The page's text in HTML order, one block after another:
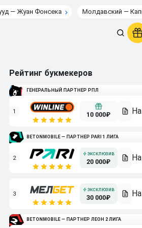
— Жуан Фонсека Молдавский —
Рейтинг букмекеров
ГЕНЕРАЛЬНЫЙ ПАРТНЕР РПЛ
1 10 000₽
BETONMOBILE — ПАРТНЕР PARI 1 ЛИГА
2 20 000₽
3 30 000₽
BETONMOBILE — ПАРТНЕР ЛЕОН 2 ЛИГА